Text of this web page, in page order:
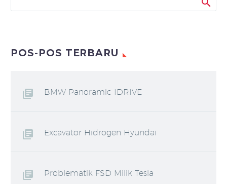
POS-POS TERBARU
BMW Panoramic IDRIVE
Excavator Hidrogen Hyundai
Problematik FSD Milik Tesla